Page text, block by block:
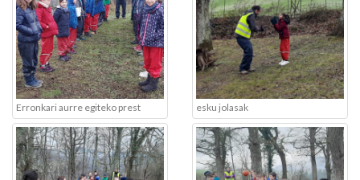
Erronkari aurre egiteko prest esku jolasak